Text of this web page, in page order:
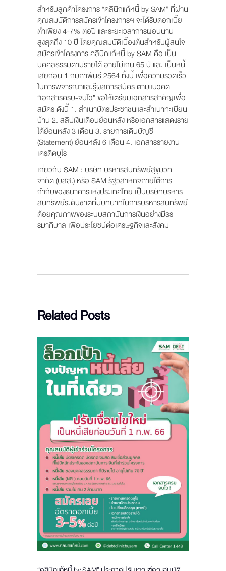
สำหรับลูกค้าโครงการ “คลินิกแก้หนี้ by SAM” ที่ผ่าน
คุณสมบัติการสมัครเข้าโครงการฯ จะได้รับดอกเบี้ย
ต่ำเพียง 4-7% ต่อปี และระยะเวลาการผ่อนนาน
สูงสุดถึง 10 ปี โดยคุณสมบัติเบื้องต้นสำหรับผู้สนใจ
สมัครเข้าโครงการ คลินิกแก้หนี้ by SAM คือ เป็น
บุคคลธรรมดามีรายได้ อายุไม่เกิน 65 ปี และ เป็นหนี้
เสียก่อน 1 กุมภาพันธ์ 2564 ทั้งนี้ เพื่อความรวดเร็ว
ในการพิจารณาและรู้ผลการสมัคร ตามแนวคิด
“เอกสารครบ-จบไว” ขอให้เตรียมเอกสารสำคัญเพื่อ
สมัคร ดังนี้ 1. สำเนาบัตรประชาชนและสำเนาทะเบียน
บ้าน 2. สลิปเงินเดือนย้อนหลัง หรือเอกสารแสดงราย
ได้ย้อนหลัง 3 เดือน 3. รายการเดินบัญชี
(Statement) ย้อนหลัง 6 เดือน 4. เอกสารรายงาน
เครดิตบูโร
เกี่ยวกับ SAM : บริษัท บริหารสินทรัพย์สุขุมวิท
จำกัด (บสส.) หรือ SAM รัฐวิสาหกิจภายใต้การ
กำกับของธนาคารแห่งประเทศไทย เป็นบริษัทบริหาร
สินทรัพย์ระดับชาติที่มีบทบาทในการบริหารสินทรัพย์
ด้อยคุณภาพของระบบสถาบันการเงินอย่างมีธร
รมาภิบาล เพื่อประโยชน์ต่อเศรษฐกิจและสังคม
Related Posts